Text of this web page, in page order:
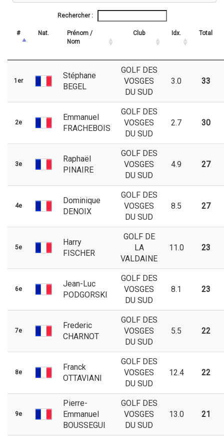
Rechercher :
# Nat.
Prénom /
Nom
Club Idx. Total
1er
Stéphane
BEGEL
GOLF DES
VOSGES
DU SUD
3.0 33
2e
Emmanuel
FRACHEBOIS
GOLF DES
VOSGES
DU SUD
2.7 30
3e
Raphaël
PINAIRE
GOLF DES
VOSGES
DU SUD
4.9 27
4e
Dominique
DENOIX
GOLF DES
VOSGES
DU SUD
8.5 27
5e
Harry
FISCHER
GOLF DE
LA
VALDAINE
11.0 23
6e
Jean-Luc
PODGORSKI
GOLF DES
VOSGES
DU SUD
8.1 23
7e
Frederic
CHARNOT
GOLF DES
VOSGES
DU SUD
5.5 22
8e
Franck
OTTAVIANI
GOLF DES
VOSGES
DU SUD
12.4 22
9e
Pierre-
Emmanuel
BOUSSEGUI
GOLF DES
VOSGES
DU SUD
13.0 21